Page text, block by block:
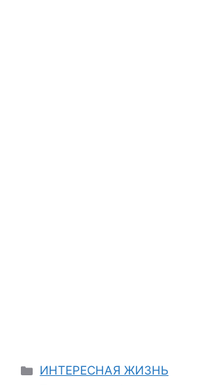
Categories
ИНТЕРЕСНАЯ ЖИЗНЬ